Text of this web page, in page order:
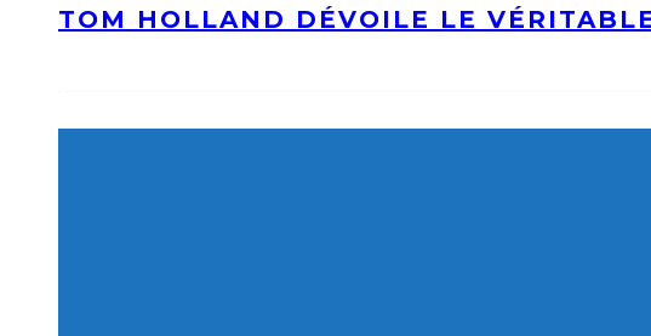
TOM HOLLAND DÉVOILE LE